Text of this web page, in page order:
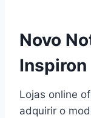
Novo
Inspiron
Lojas online
adquirir o